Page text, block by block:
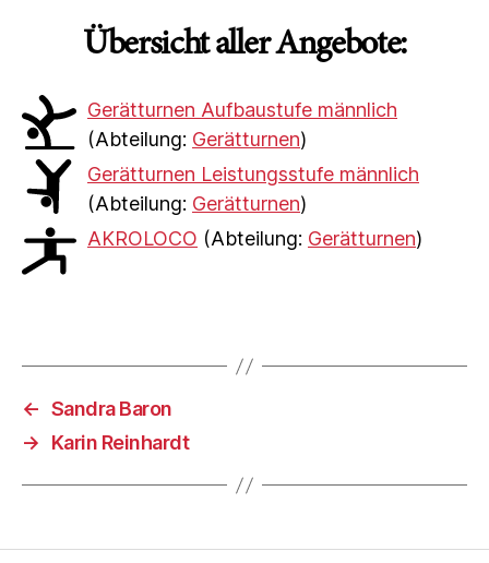
Übersicht aller Angebote:
Gerätturnen Aufbaustufe männlich
(Abteilung: Gerätturnen)
Gerätturnen Leistungsstufe männlich
(Abteilung: Gerätturnen)
AKROLOCO (Abteilung: Gerätturnen)
← Sandra Baron
→
Karin Reinhardt